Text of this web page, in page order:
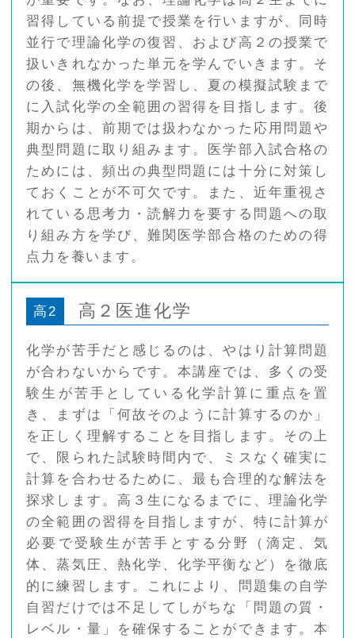
習得している前提で授業を行いますが、同時
並行で理論化学の復習、および高２の授業で
扱いきれなかった単元を学んでいきます。そ
の後、無機化学を学習し、夏の模擬試験まで
に入試化学の全範囲の習得を目指します。後
期からは、前期では扱わなかった応用問題や
典型問題に取り組みます。医学部入試合格の
ためには、頻出の典型問題には十分に対策し
ておくことが不可欠です。また、近年重視さ
れている思考力・読解力を要する問題への取
り組み方を学び、難関医学部合格のための得
点力を養います。
高2 高２医進化学
化学が苦手だと感じるのは、やはり計算問題
が合わないからです。本講座では、多くの受
験生が苦手としている化学計算に重点を置
き、まずは「何故そのように計算するのか」
を正しく理解することを目指します。その上
で、限られた試験時間内で、ミスなく確実に
計算を合わせるために、最も合理的な解法を
探求します。高３生になるまでに、理論化学
の全範囲の習得を目指しますが、特に計算が
必要で受験生が苦手とする分野（滴定、気
体、蒸気圧、熱化学、化学平衡など）を徹底
的に練習します。これにより、問題集の自学
自習だけでは不足してしがちな「問題の質・
レベル・量」を確保することができます。本